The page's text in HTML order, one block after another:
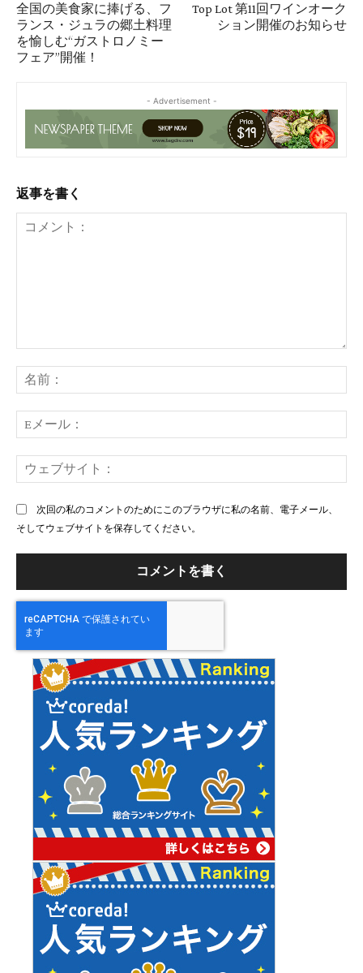
全国の美食家に捧げる、フ
ランス・ジュラの郷土料理
を愉しむ“ガストロノミー
フェア”開催！
Top Lot 第11回ワインオーク
ション開催のお知らせ
- Advertisement -
返事を書く
ン
ト：
前
メ
ー
ェ
次回の私のコメントのためにこのブラウザに私の名前、電子メール、
そしてウェブサイトを保存してください。